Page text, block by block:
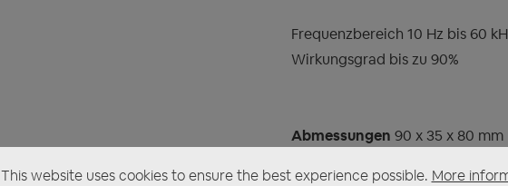
Frequenzbereich 10 Hz bis 60
Wirkungsgrad bis zu 90%
Abmessungen 90 x 35 x 80 mm
This website uses cookies to ensure the best experience possible. More